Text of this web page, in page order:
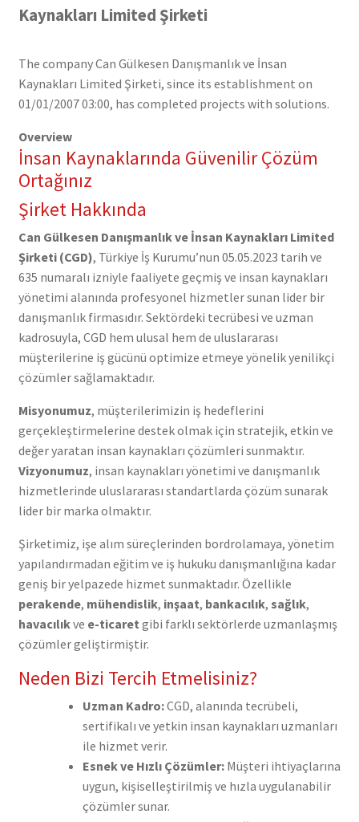
Kaynakları Limited Şirketi
The company Can Gülkesen Danışmanlık ve İnsan
Kaynakları Limited Şirketi, since its establishment on
01/01/2007 03:00, has completed projects with solutions.
Overview
İnsan Kaynaklarında Güvenilir Çözüm
Ortağınız
Şirket Hakkında
Can Gülkesen Danışmanlık ve İnsan Kaynakları Limited
Şirketi (CGD), Türkiye İş Kurumu’nun 05.05.2023 tarih ve
635 numaralı izniyle faaliyete geçmiş ve insan kaynakları
yönetimi alanında profesyonel hizmetler sunan lider bir
danışmanlık firmasıdır. Sektördeki tecrübesi ve uzman
kadrosuyla, CGD hem ulusal hem de uluslararası
müşterilerine iş gücünü optimize etmeye yönelik yenilikçi
çözümler sağlamaktadır.
Misyonumuz, müşterilerimizin iş hedeflerini
gerçekleştirmelerine destek olmak için stratejik, etkin ve
değer yaratan insan kaynakları çözümleri sunmaktır.
Vizyonumuz, insan kaynakları yönetimi ve danışmanlık
hizmetlerinde uluslararası standartlarda çözüm sunarak
lider bir marka olmaktır.
Şirketimiz, işe alım süreçlerinden bordrolamaya, yönetim
yapılandırmadan eğitim ve iş hukuku danışmanlığına kadar
geniş bir yelpazede hizmet sunmaktadır. Özellikle
perakende, mühendislik, inşaat, bankacılık, sağlık,
havacılıkve e-ticaret gibi farklı sektörlerde uzmanlaşmış
çözümler geliştirmiştir.
Neden Bizi Tercih Etmelisiniz?
Uzman Kadro:CGD, alanında tecrübeli,
sertifikalı ve yetkin insan kaynakları uzmanları
ile hizmet verir.
Esnek ve Hızlı Çözümler:Müşteri ihtiyaçlarına
uygun, kişiselleştirilmiş ve hızla uygulanabilir
çözümler sunar.